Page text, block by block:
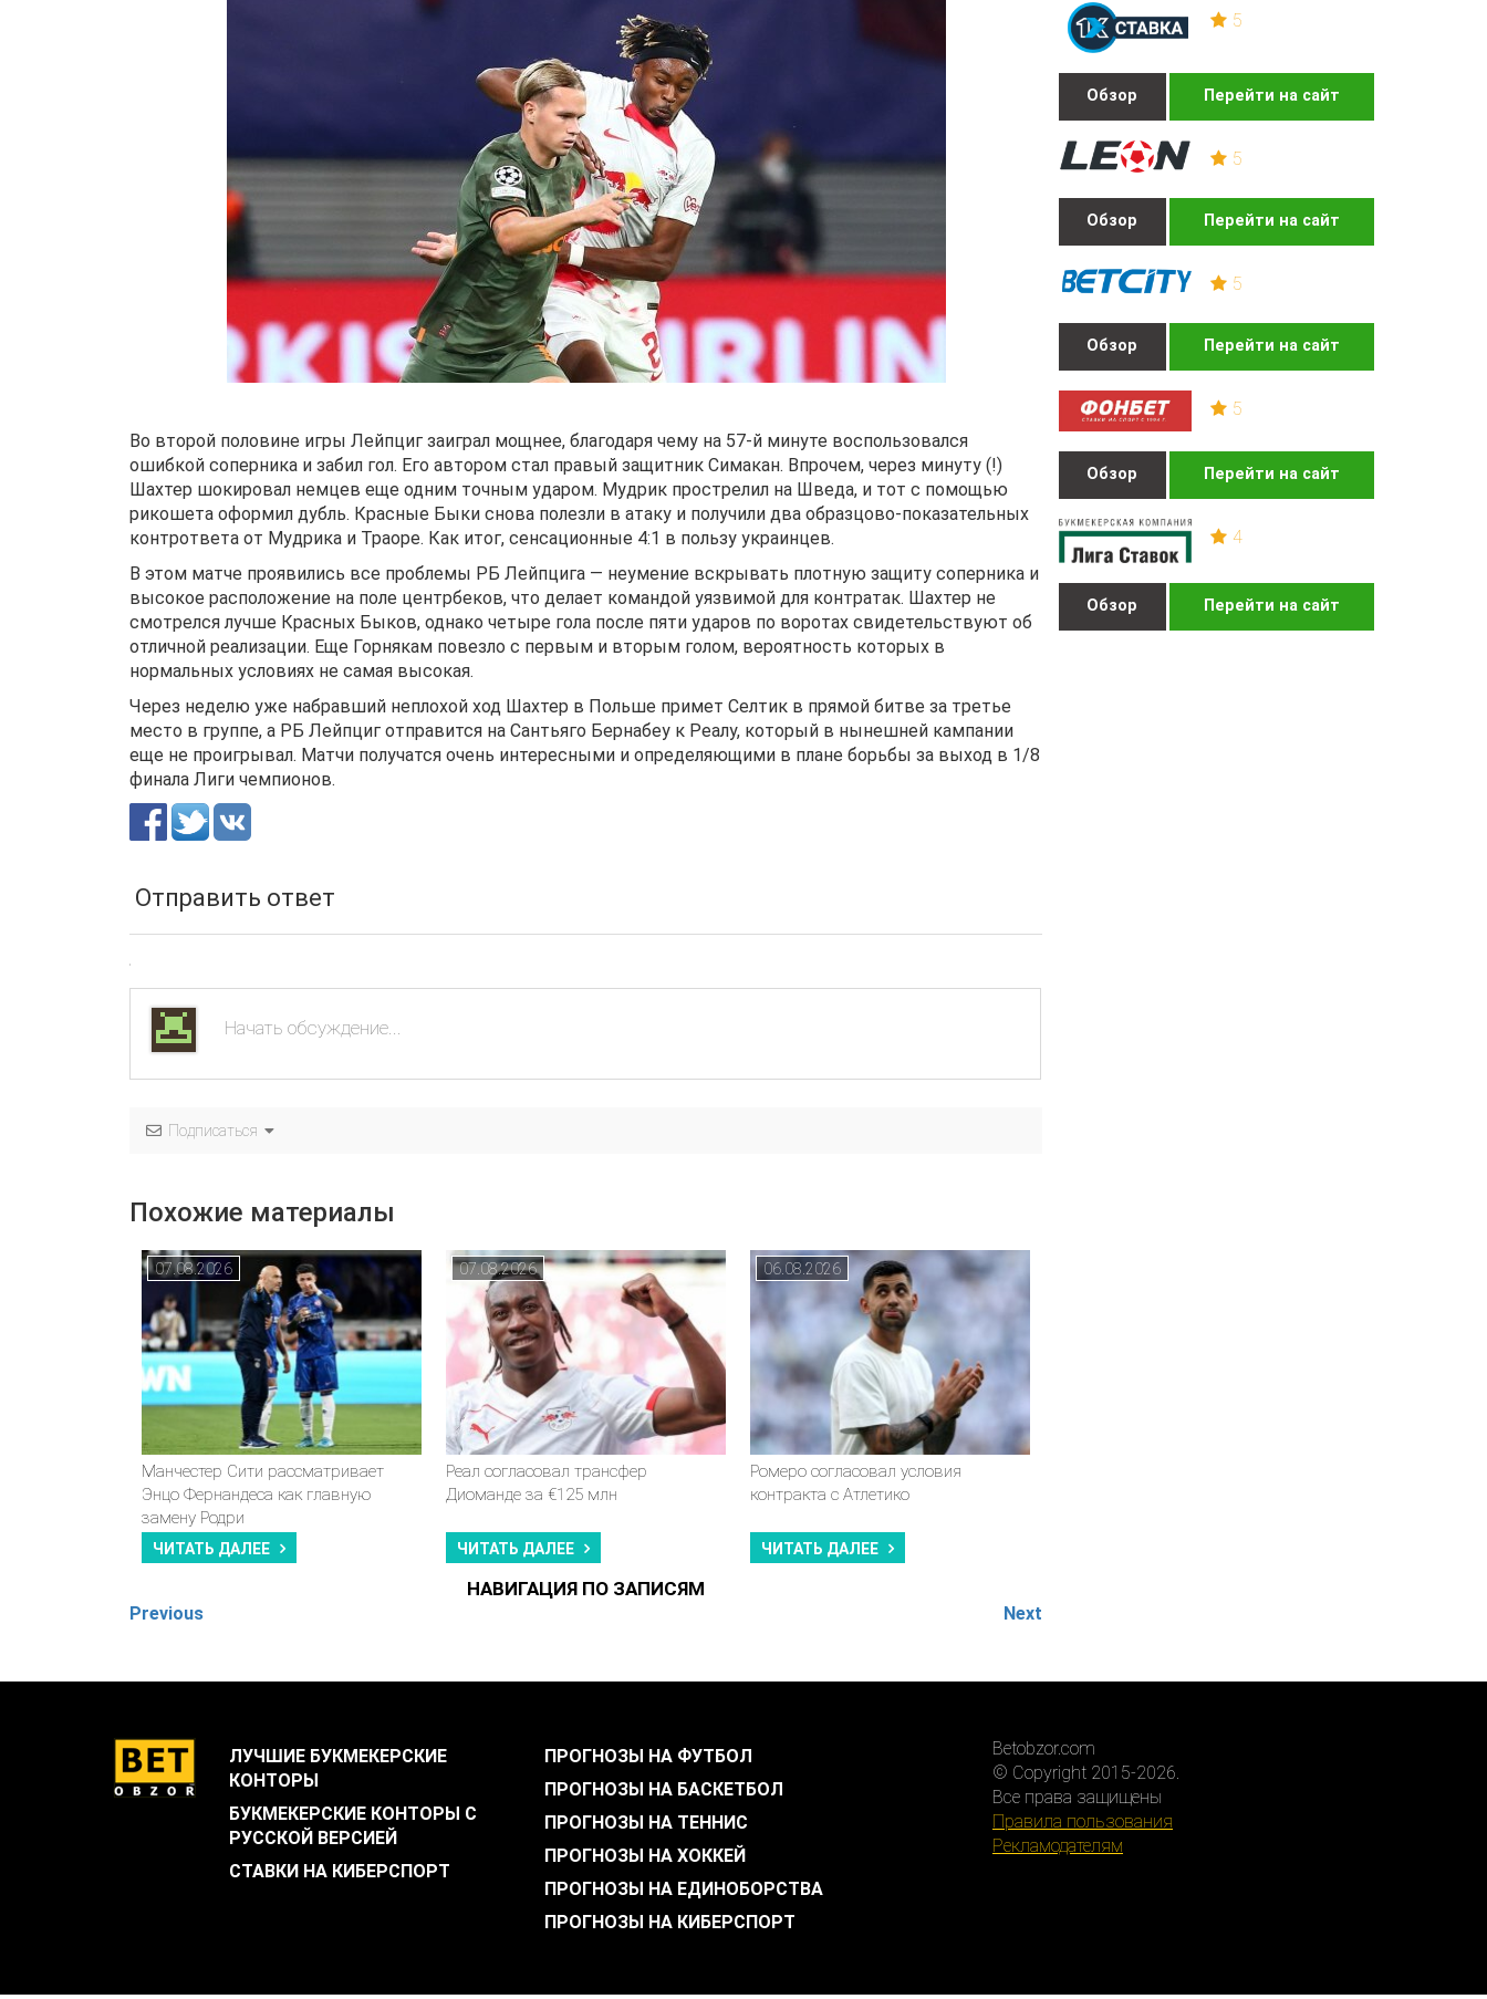
5
Обзор Перейти на сайт
5
Обзор Перейти на сайт
5
Обзор Перейти на сайт
5
Обзор Перейти на сайт
4
Обзор Перейти на сайт
Во второй половине игры Лейпциг заиграл мощнее, благодаря чему на 57-й минуте воспользовался
ошибкой соперника и забил гол. Его автором стал правый защитник Симакан. Впрочем, через минуту (!)
Шахтер шокировал немцев еще одним точным ударом. Мудрик прострелил на Шведа, и тот с помощью
рикошета оформил дубль. Красные Быки снова полезли в атаку и получили два образцово-показательных
контрответа от Мудрика и Траоре. Как итог, сенсационные 4:1 в пользу украинцев.
В этом матче проявились все проблемы РБ Лейпцига — неумение вскрывать плотную защиту соперника и
высокое расположение на поле центрбеков, что делает командой уязвимой для контратак. Шахтер не
смотрелся лучше Красных Быков, однако четыре гола после пяти ударов по воротах свидетельствуют об
отличной реализации. Еще Горнякам повезло с первым и вторым голом, вероятность которых в
нормальных условиях не самая высокая.
Через неделю уже набравший неплохой ход Шахтер в Польше примет Селтик в прямой битве за третье
место в группе, а РБ Лейпциг отправится на Сантьяго Бернабеу к Реалу, который в нынешней кампании
еще не проигрывал. Матчи получатся очень интересными и определяющими в плане борьбы за выход в 1/8
финала Лиги чемпионов.
Отправить ответ
Подписаться
Похожие материалы
07.08.2026
Манчестер Сити рассматривает
Энцо Фернандеса как главную
замену Родри
ЧИТАТЬ ДАЛЕЕ
07.08.2026
Реал согласовал трансфер
Диоманде за €125 млн
ЧИТАТЬ ДАЛЕЕ
06.08.2026
Ромеро согласовал условия
контракта с Атлетико
ЧИТАТЬ ДАЛЕЕ
НАВИГАЦИЯ ПО ЗАПИСЯМ
Previous Next
ЛУЧШИЕ БУКМЕКЕРСКИЕ
КОНТОРЫ
БУКМЕКЕРСКИЕ КОНТОРЫ С
РУССКОЙ ВЕРСИЕЙ
СТАВКИ НА КИБЕРСПОРТ
ПРОГНОЗЫ НА ФУТБОЛ
ПРОГНОЗЫ НА БАСКЕТБОЛ
ПРОГНОЗЫ НА ТЕННИС
ПРОГНОЗЫ НА ХОККЕЙ
ПРОГНОЗЫ НА ЕДИНОБОРСТВА
ПРОГНОЗЫ НА КИБЕРСПОРТ
Betobzor.com
© Copyright 2015-2026.
Все права защищены
Правила пользования
Рекламодателям